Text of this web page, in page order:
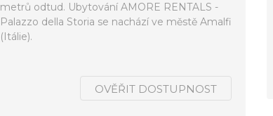
metrů odtud. Ubytování AMORE RENTALS -
Palazzo della Storia se nachází ve městě Amalfi
(Itálie).
OVĚŘIT DOSTUPNOST